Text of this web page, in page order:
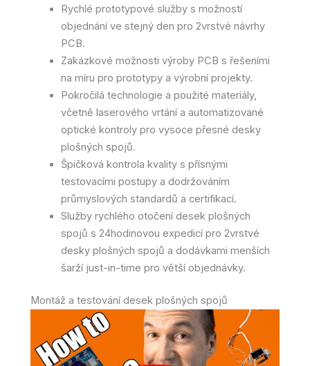
Rychlé prototypové služby s možností
objednání ve stejný den pro 2vrstvé návrhy
PCB.
Zakázkové možnosti výroby PCB s řešeními
na míru pro prototypy a výrobní projekty.
Pokročilá technologie a použité materiály,
včetně laserového vrtání a automatizované
optické kontroly pro vysoce přesné desky
plošných spojů.
Špičková kontrola kvality s přísnými
testovacími postupy a dodržováním
průmyslových standardů a certifikací.
Služby rychlého otočení desek plošných
spojů s 24hodinovou expedicí pro 2vrstvé
desky plošných spojů a dodávkami menších
šarží just-in-time pro větší objednávky.
Montáž a testování desek plošných spojů